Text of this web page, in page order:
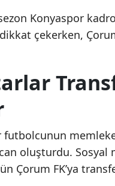
Konyaspor
çekerken,
futbolcunun
oluşturdu. Sosyal
Çorum FK’ya